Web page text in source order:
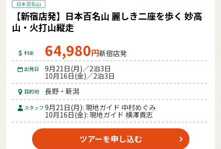
日本百名山
【新宿店発】日本百名山 麗しき二座を歩く 妙高
山・火打山縦走
料金 64,980円新宿店発
出発日 9月21日(月)／2泊3日
10月16日(金)／2泊3日
目的地 長野・新潟
スタッフ 9月21日(月): 現地ガイド 中村めぐみ
10月16日(金): 現地ガイド 横澤貴志
ツアーを申し込む